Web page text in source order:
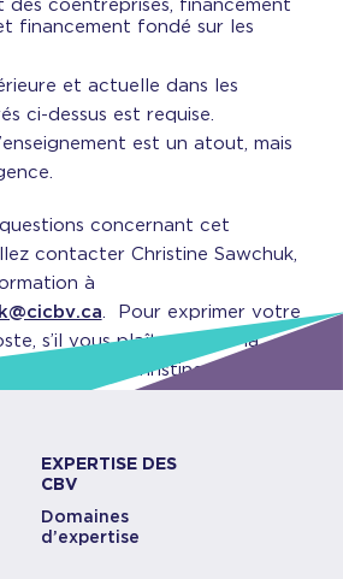
des coentreprises, financement
financement fondé sur les
et actuelle dans les
ci-dessus est requise.
est un atout, mais
concernant cet
contacter Christine Sawchuk,
à
. Pour exprimer votre
s’il vous plaît envoyer la
votre CV à Christine Sawchuk.
EXPERTISE DES
CBV
Domaines
d’expertise